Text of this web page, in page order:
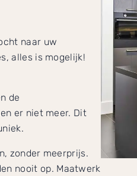
naar uw
alles is mogelijk!
de
er niet meer. Dit
zonder meerprijs.
nooit op. Maatwerk